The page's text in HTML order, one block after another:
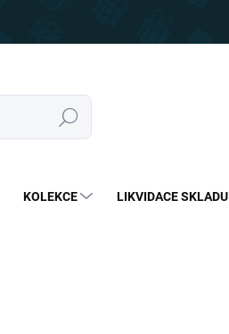
Hledat
KOLEKCE LIKVIDACE SKLADU